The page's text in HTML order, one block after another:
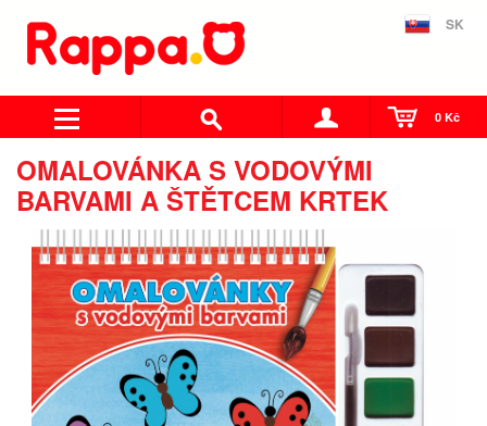
SK
0 Kč
OMALOVÁNKA S VODOVÝMI
BARVAMI A ŠTĚTCEM KRTEK